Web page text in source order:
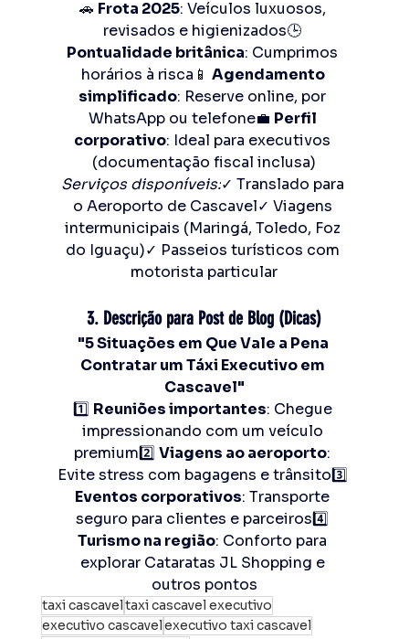
🚗 Frota 2025: Veículos luxuosos,
revisados e higienizados🕒
Pontualidade britânica: Cumprimos
horários à risca📱 Agendamento
simplificado: Reserve online, por
WhatsApp ou telefone💼 Perfil
corporativo: Ideal para executivos
(documentação fiscal inclusa)
Serviços disponíveis:✓ Translado para
o Aeroporto de Cascavel✓ Viagens
intermunicipais (Maringá, Toledo, Foz
do Iguaçu)✓ Passeios turísticos com
motorista particular
3. Descrição para Post de Blog (Dicas)
"5 Situações em Que Vale a Pena
Contratar um Táxi Executivo em
Cascavel"
1️⃣ Reuniões importantes: Chegue
impressionando com um veículo
premium2️⃣ Viagens ao aeroporto:
Evite stress com bagagens e trânsito3️⃣
Eventos corporativos: Transporte
seguro para clientes e parceiros4️⃣
Turismo na região: Conforto para
explorar Cataratas JL Shopping e
outros pontos
taxi cascaveltaxi cascavel executivo
executivo cascavelexecutivo taxi cascavel